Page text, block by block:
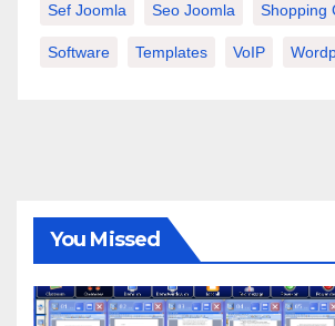
Sef Joomla Seo Joomla Shopping
Software Templates VoIP
You Missed